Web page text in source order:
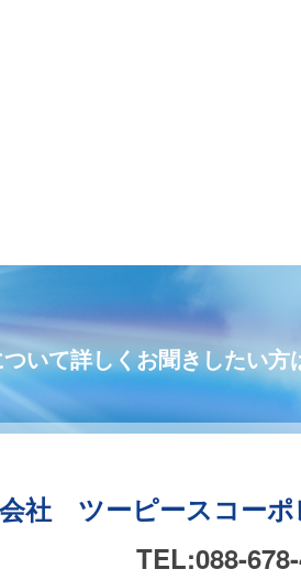
いて詳しくお聞きしたい方
社 ツーピースコー
TEL:088-